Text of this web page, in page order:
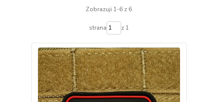
Zobrazuji 1-6 z 6
strana z 1